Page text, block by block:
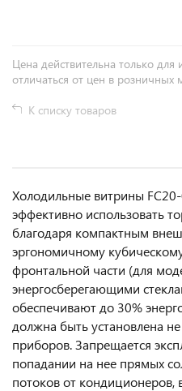
Цена действительна только
отличаться от цен в розничных
К списку товаров
Холодильные витрины
эффективно использовать
благодаря компактным
эргономичному
фронтальной части (для
энергосберегающими
обеспечивают до 30%
должна быть установлена
приборов. Запрещается
попадании на нее прямых
потоков от кондиционеров,